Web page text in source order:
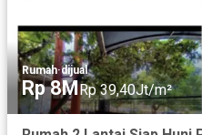
Rumah·dijual
Rp 8MRp 39,40Jt/m²